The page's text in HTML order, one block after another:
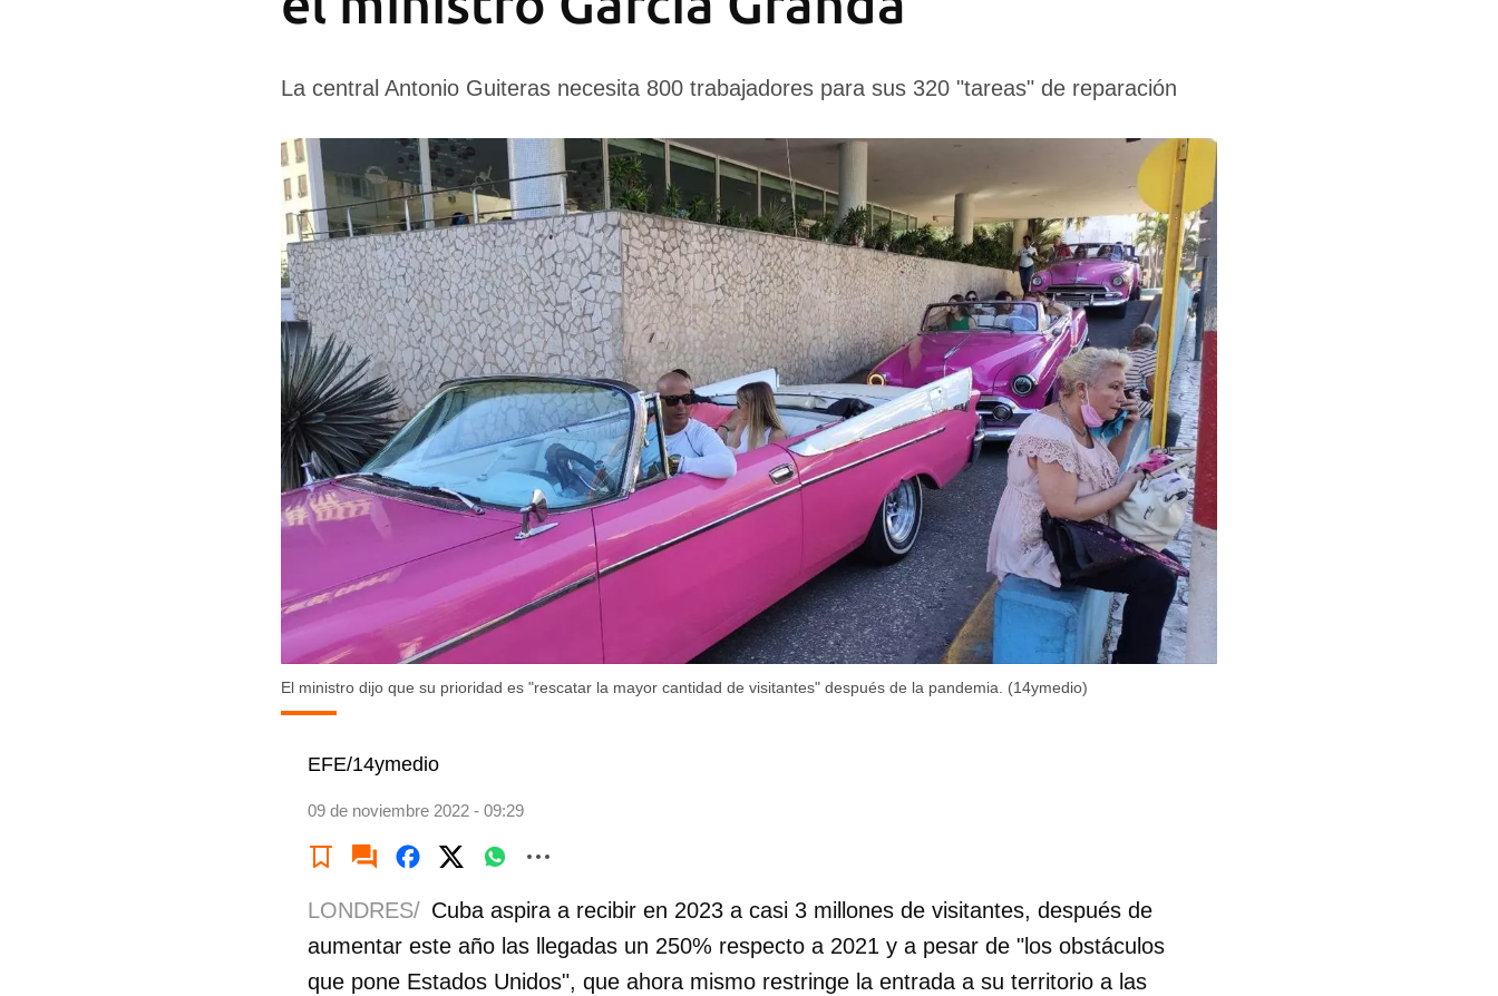
La central Antonio Guiteras necesita 800 trabajadores para sus 320 "tareas" de reparación
El ministro dijo que su prioridad es "rescatar la mayor cantidad de visitantes" después de la pandemia. (14ymedio)
EFE/14ymedio
09 de noviembre 2022 - 09:29
LONDRES/ Cuba aspira a recibir en 2023 a casi 3 millones de visitantes, después de
aumentar este año las llegadas un 250% respecto a 2021 y a pesar de "los obstáculos
que pone Estados Unidos", que ahora mismo restringe la entrada a su territorio a las